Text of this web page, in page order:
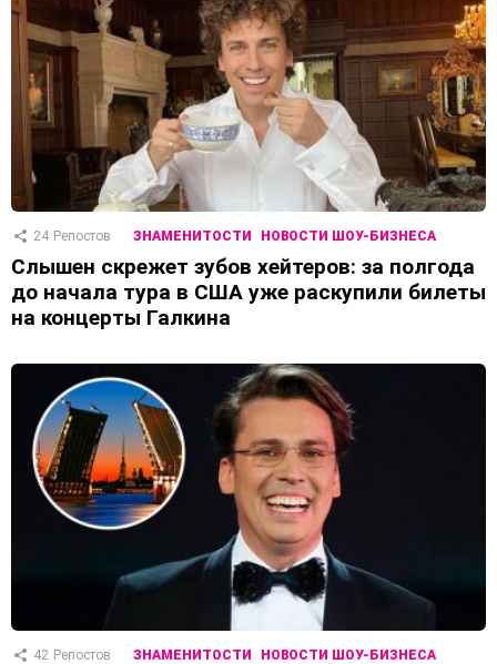
24 Репостов ЗНАМЕНИТОСТИ НОВОСТИ ШОУ-БИЗНЕСА
Слышен скрежет зубов хейтеров: за полгода
до начала тура в США уже раскупили билеты
на концерты Галкина
42 Репостов ЗНАМЕНИТОСТИ НОВОСТИ ШОУ-БИЗНЕСА